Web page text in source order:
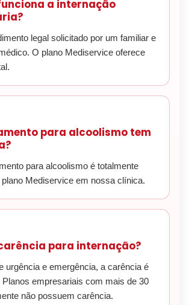
a internação
legal solicitado por um familiar e
O plano Mediservice oferece
para alcoolismo tem
para alcoolismo é totalmente
Mediservice em nossa clínica.
para internação?
urgência e emergência, a carência é
Planos empresariais com mais de 30
não possuem carência.